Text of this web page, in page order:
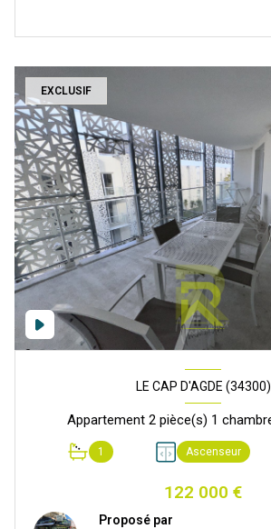
EXCLUSIF
LE CAP D'AGDE (34300)
1 Ascenseur
122 000 €
Proposé par